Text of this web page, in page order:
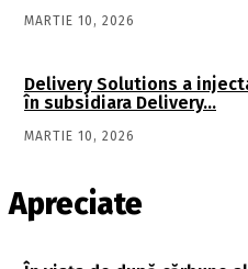
MARTIE 10, 2026
Delivery Solutions a
în subsidiara Delivery…
MARTIE 10, 2026
Apreciate